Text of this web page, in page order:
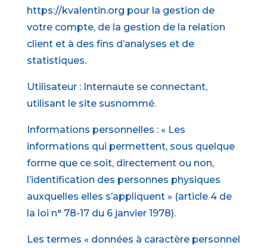
https://kvalentin.org pour la gestion de
votre compte, de la gestion de la relation
client et à des fins d’analyses et de
statistiques.
Utilisateur : Internaute se connectant,
utilisant le site susnommé.
Informations personnelles : « Les
informations qui permettent, sous quelque
forme que ce soit, directement ou non,
l’identification des personnes physiques
auxquelles elles s’appliquent » (article 4 de
la loi n° 78-17 du 6 janvier 1978).
Les termes « données à caractère personnel